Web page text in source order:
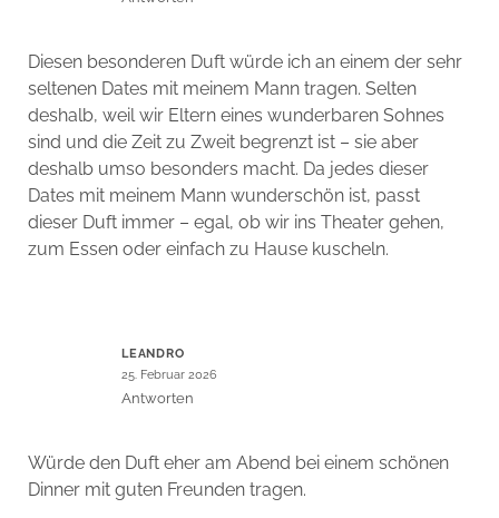
Diesen besonderen Duft würde ich an einem der sehr
seltenen Dates mit meinem Mann tragen. Selten
deshalb, weil wir Eltern eines wunderbaren Sohnes
sind und die Zeit zu Zweit begrenzt ist – sie aber
deshalb umso besonders macht. Da jedes dieser
Dates mit meinem Mann wunderschön ist, passt
dieser Duft immer – egal, ob wir ins Theater gehen,
zum Essen oder einfach zu Hause kuscheln.
LEANDRO
25. Februar 2026
Antworten
Würde den Duft eher am Abend bei einem schönen
Dinner mit guten Freunden tragen.